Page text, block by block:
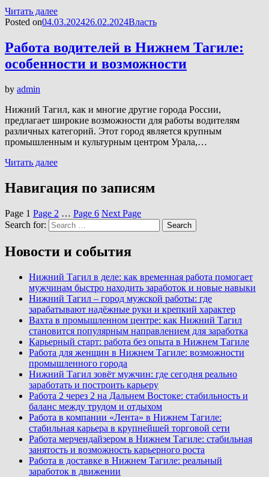
Читать далее
Posted on04.03.202426.02.2024Власть
Работа водителей в Нижнем Тагиле:
особенности и возможности
by admin
Нижний Тагил, как и многие другие города России,
предлагает широкие возможности для работы водителям
различных категорий. Этот город является крупным
промышленным и культурным центром Урала,…
Читать далее
Навигация по записям
Page 1 Page 2 … Page 6 Next Page
Search for:
Search
Новости и события
Нижний Тагил в деле: как временная работа помогает
мужчинам быстро находить заработок и новые навыки
Нижний Тагил – город мужской работы: где
зарабатывают надёжные руки и крепкий характер
Вахта в промышленном центре: как Нижний Тагил
становится популярным направлением для заработка
Карьерный старт: работа без опыта в Нижнем Тагиле
Работа для женщин в Нижнем Тагиле: возможности
промышленного города
Нижний Тагил зовёт мужчин: где сегодня реально
заработать и построить карьеру
Работа 2 через 2 на Дальнем Востоке: стабильность и
баланс между трудом и отдыхом
Работа в компании «Лента» в Нижнем Тагиле:
стабильная карьера в крупнейшей торговой сети
Работа мерчендайзером в Нижнем Тагиле: стабильная
занятость и возможность карьерного роста
Работа в доставке в Нижнем Тагиле: реальный
заработок в движении